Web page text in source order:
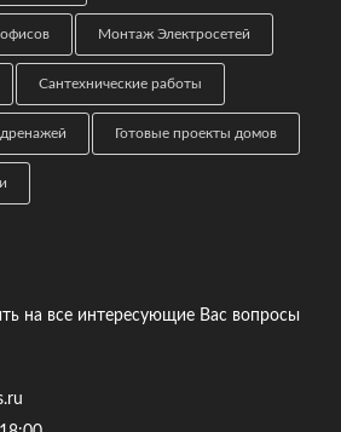
Монтаж Электросетей
Сантехнические работы
Готовые проекты домов
на все интересующие Вас вопросы